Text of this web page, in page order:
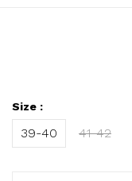
Size :
39-40 41-42